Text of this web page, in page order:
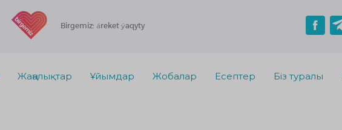
Birgemiz: áreket ýaqyty
Жаңалықтар Ұйымдар Жобалар Есептер Біз туралы